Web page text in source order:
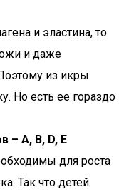
и эластина, то
и даже
из икры
Но есть ее гораздо
– А, В, D, E
для роста
Так что детей